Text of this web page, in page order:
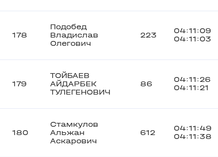
178
Подобед
Владислав
Олегович
223
04:11:09
04:11:03
179
ТОЙБАЕВ
АЙДАРБЕК
ТУЛЕГЕНОВИЧ
86
04:11:26
04:11:21
180
Стамкулов
Альжан
Аскарович
612
04:11:49
04:11:38